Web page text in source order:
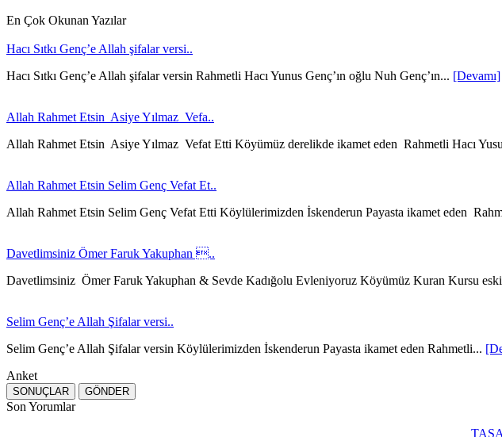
En Çok Okunan Yazılar
Hacı Sıtkı Genç’e Allah şifalar versi..
Hacı Sıtkı Genç’e Allah şifalar versin Rahmetli Hacı Yunus Genç’ın oğlu Nuh Genç’ın... [Devamı]
Allah Rahmet Etsin Asiye Yılmaz Vefa..
Allah Rahmet Etsin Asiye Yılmaz Vefat Etti Köyümüz derelikde ikamet eden Rahmetli Hacı
Allah Rahmet Etsin Selim Genç Vefat Et..
Allah Rahmet Etsin Selim Genç Vefat Etti Köylülerimizden İskenderun Payasta ikamet eden
Davetlimsiniz Ömer Faruk Yakuphan ..
Davetlimsiniz Ömer Faruk Yakuphan & Sevde Kadığolu Evleniyoruz Köyümüz Kuran Kursu
Selim Genç’e Allah Şifalar versi..
Selim Genç’e Allah Şifalar versin Köylülerimizden İskenderun Payasta ikamet eden Rahmetli...
Anket
Son Yorumlar